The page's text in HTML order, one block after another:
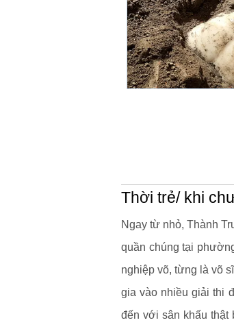
Thời trẻ/ khi
Ngay từ nhỏ, Thành
quần chúng tại
nghiệp võ, từng là võ
gia vào nhiều giải thi
đến với sân khấu thật